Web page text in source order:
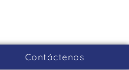
Cont­áctenos